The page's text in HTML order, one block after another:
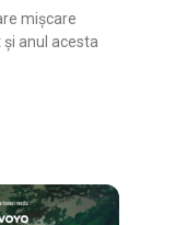
mișcare
anul acesta